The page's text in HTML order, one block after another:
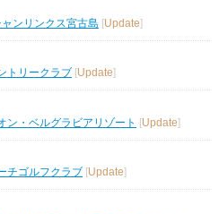
ンリンクス宮古島 [Update]
トリークラブ
Update
ン・ベルグラビアリゾート
[Update]
チゴルフクラブ [Update]